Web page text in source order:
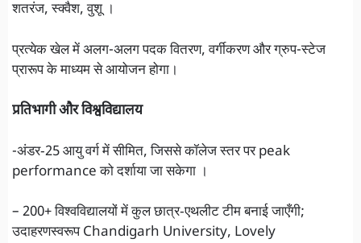
शतरंज, स्क्वैश, वुशू ।
प्रत्येक खेल में अलग-अलग पदक वितरण, वर्गीकरण और ग्रुप-स्टेज
प्रारूप के माध्यम से आयोजन होगा।
प्रतिभागी और विश्वविद्यालय
-अंडर‑25 आयु वर्ग में सीमित, जिससे कॉलेज स्तर पर peak
performance को दर्शाया जा सकेगा ।
– 200+ विश्वविद्यालयों में कुल छात्र‑एथलीट टीम बनाई जाएँगी;
उदाहरणस्वरूप Chandigarh University, Lovely